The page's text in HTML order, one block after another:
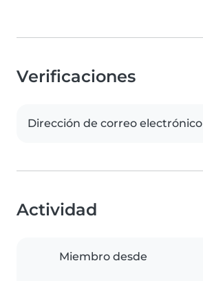
Verificaciones
Dirección de correo electrónico
Actividad
Miembro desde